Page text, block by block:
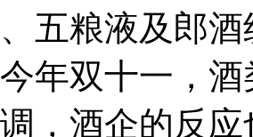
五粮液及郎
年双十一，
，酒企的反